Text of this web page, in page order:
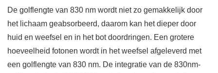
De golflengte van 830 nm wordt niet zo gemakkelijk door
het lichaam geabsorbeerd, daarom kan het dieper door
huid en weefsel en in het bot doordringen. Een grotere
hoeveelheid fotonen wordt in het weefsel afgeleverd met
een golflengte van 830 nm. De integratie van de 830nm-